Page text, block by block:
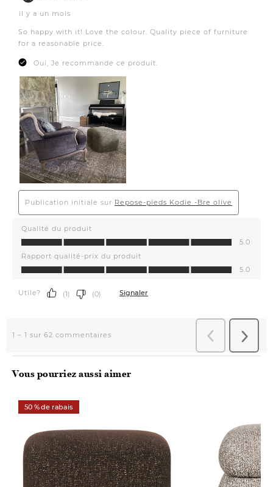
Vous pourriez aussi aimer
50 % de rabais